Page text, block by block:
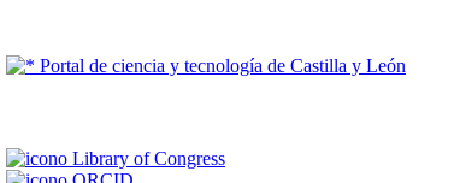
Portal de ciencia y tecnología de Castilla y León
Library of Congress